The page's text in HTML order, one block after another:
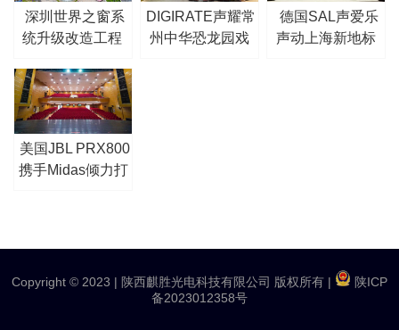
深圳世界之窗系
统升级改造工程
DIGIRATE声耀常
州中华恐龙园戏
德国SAL声爱乐
声动上海新地标
美国JBL PRX800
携手Midas倾力打
Copyright © 2023 | 陕西麒胜光电科技有限公司 版权所有|
陕ICP
备2023012358号